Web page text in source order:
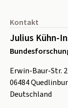
Kontakt
Julius Kühn-
Erwin-Baur-Str.
06484
Deutschland